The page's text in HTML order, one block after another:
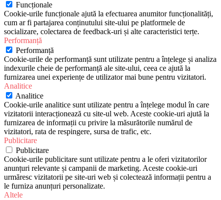
Funcționale
Cookie-urile funcționale ajută la efectuarea anumitor funcționalități,
cum ar fi partajarea conținutului site-ului pe platformele de
socializare, colectarea de feedback-uri și alte caracteristici terțe.
Performanță
Performanță
Cookie-urile de performanță sunt utilizate pentru a înțelege și analiza
indexurile cheie de performanță ale site-ului, ceea ce ajută la
furnizarea unei experiențe de utilizator mai bune pentru vizitatori.
Analitice
Analitice
Cookie-urile analitice sunt utilizate pentru a înțelege modul în care
vizitatorii interacționează cu site-ul web. Aceste cookie-uri ajută la
furnizarea de informații cu privire la măsurătorile numărul de
vizitatori, rata de respingere, sursa de trafic, etc.
Publicitare
Publicitare
Cookie-urile publicitare sunt utilizate pentru a le oferi vizitatorilor
anunțuri relevante și campanii de marketing. Aceste cookie-uri
urmăresc vizitatorii pe site-uri web și colectează informații pentru a
le furniza anunțuri personalizate.
Altele